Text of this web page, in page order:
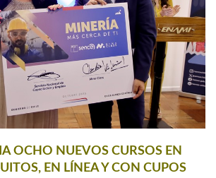
OCHO NUEVOS CURSOS EN
EN LÍNEA Y CON CUPOS